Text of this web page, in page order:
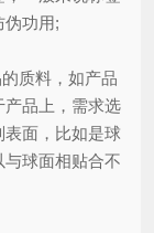
伪功用;
质料，如产品
品上，需求选
面，比如是球
球面相贴合不